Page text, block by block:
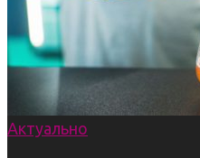
Актуально